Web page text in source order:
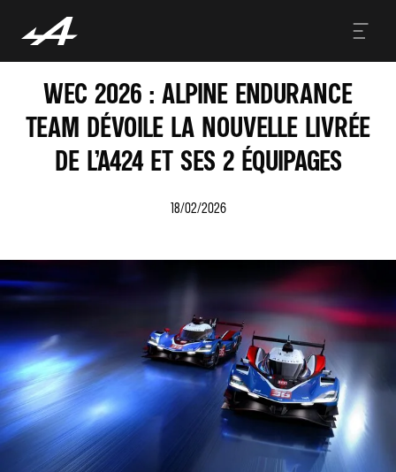
WEC 2026 : ALPINE ENDURANCE
TEAM DÉVOILE LA NOUVELLE LIVRÉE
DE L’A424 ET SES 2 ÉQUIPAGES
18/02/2026